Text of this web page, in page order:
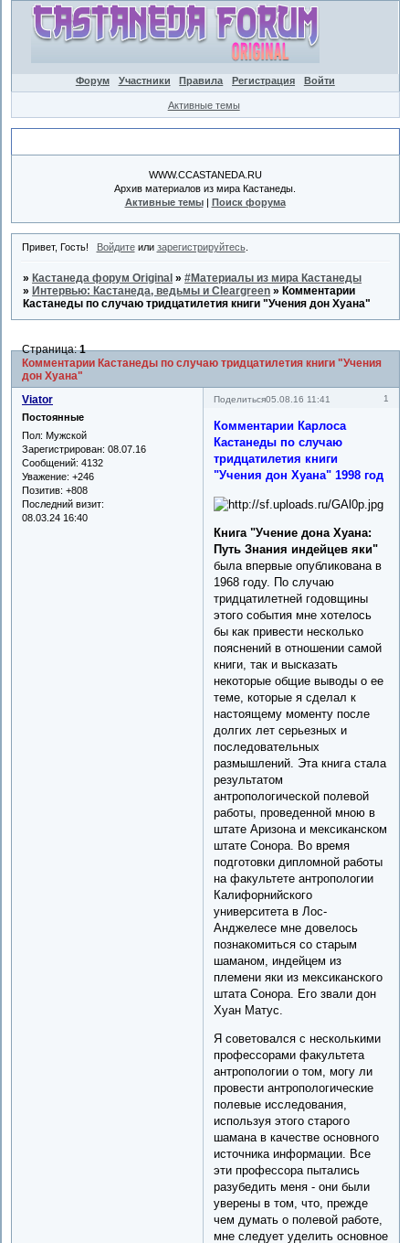
Форум Участники Правила Регистрация Войти
Активные темы
WWW.CCASTANEDA.RU
Архив материалов из мира Кастанеды.
Активные темы| Поиск форума
Привет, Гость! Войдитеили зарегистрируйтесь.
» Кастанеда форум Original »#Материалы из мира Кастанеды
» Интервью: Кастанеда, ведьмы и Cleargreen » Комментарии
Кастанеды по случаю тридцатилетия книги "Учения дон Хуана"
Комментарии Кастанеды по случаю тридцатилетия книги "Учения
дон Хуана"
Страница:1
Поделиться 1
05.08.16 11:41
Viator
Постоянные
Пол: Мужской
Зарегистрирован: 08.07.16
Сообщений: 4132
Уважение: +246
Позитив: +808
Последний визит:
08.03.24 16:40
Комментарии Карлоса
Кастанеды по случаю
тридцатилетия книги
"Учения дон Хуана" 1998 год
Книга "Учение дона Хуана:
Путь Знания индейцев яки"
была впервые опубликована в
1968 году. По случаю
тридцатилетней годовщины
этого события мне хотелось
бы как привести несколько
пояснений в отношении самой
книги, так и высказать
некоторые общие выводы о ее
теме, которые я сделал к
настоящему моменту после
долгих лет серьезных и
последовательных
размышлений. Эта книга стала
результатом
антропологической полевой
работы, проведенной мною в
штате Аризона и мексиканском
штате Сонора. Во время
подготовки дипломной работы
на факультете антропологии
Калифорнийского
университета в Лос-
Анджелесе мне довелось
познакомиться со старым
шаманом, индейцем из
племени яки из мексиканского
штата Сонора. Его звали дон
Хуан Матус.
Я советовался с несколькими
профессорами факультета
антропологии о том, могу ли
провести антропологические
полевые исследования,
используя этого старого
шамана в качестве основного
источника информации. Все
эти профессора пытались
разубедить меня - они были
уверены в том, что, прежде
чем думать о полевой работе,
мне следует уделить основное